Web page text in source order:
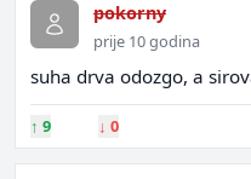
pokorny
prije 10 godina
suha drva odozgo, a
↑ 9 ↓ 0